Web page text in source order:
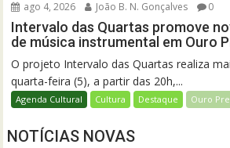
ago 4, 2026 João B. N. Gonçalves 0
Intervalo das Quartas promove
de música instrumental em Ouro
O projeto Intervalo das Quartas realiza
quarta-feira (5), a partir das 20h,...
Agenda Cultural Cultura Destaque Ouro
NOTÍCIAS NOVAS